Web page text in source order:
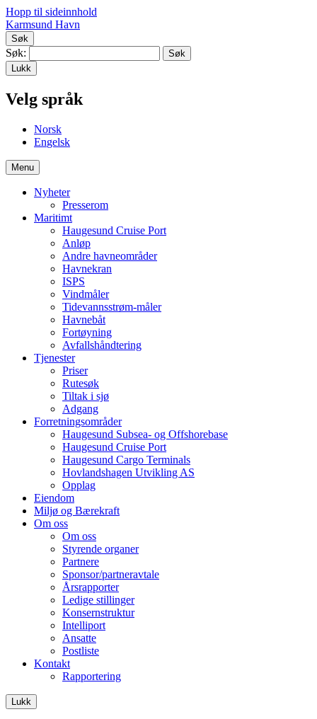
Hopp til sideinnhold
Karmsund Havn
Søk
Søk:
Lukk
Velg språk
Norsk
Engelsk
Menu
Nyheter
Presserom
Maritimt
Haugesund Cruise Port
Anløp
Andre havneområder
Havnekran
ISPS
Vindmåler
Tidevannsstrøm-måler
Havnebåt
Fortøyning
Avfallshåndtering
Tjenester
Priser
Rutesøk
Tiltak i sjø
Adgang
Forretningsområder
Haugesund Subsea- og Offshorebase
Haugesund Cruise Port
Haugesund Cargo Terminals
Hovlandshagen Utvikling AS
Opplag
Eiendom
Miljø og Bærekraft
Om oss
Om oss
Styrende organer
Partnere
Sponsor/partneravtale
Årsrapporter
Ledige stillinger
Konsernstruktur
Intelliport
Ansatte
Postliste
Kontakt
Rapportering
Lukk